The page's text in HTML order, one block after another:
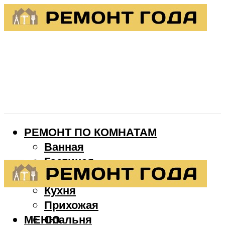
РЕМОНТ ПО КОМНАТАМ
Ванная
Гостиная
Детская
Кухня
Прихожая
Спальня
МЕНЮ